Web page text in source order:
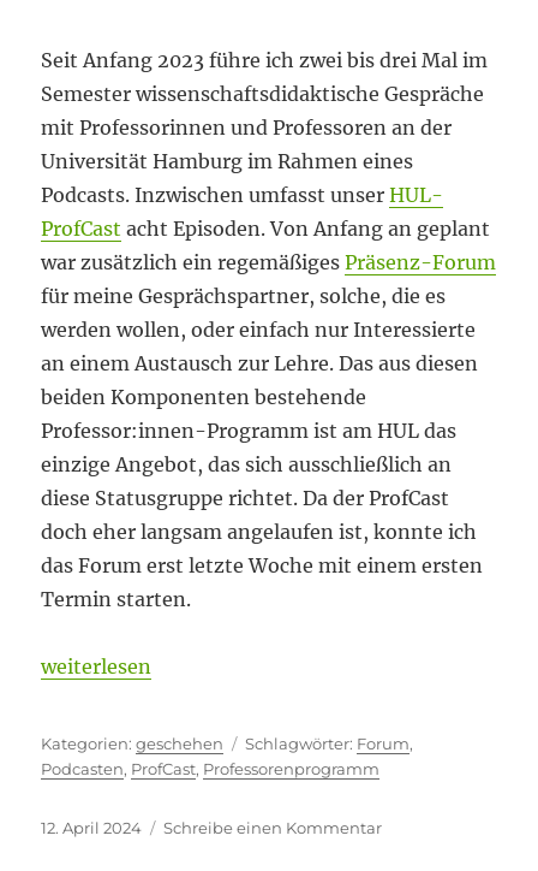
Seit Anfang 2023 führe ich zwei bis drei Mal im
Semester wissenschaftsdidaktische Gespräche
mit Professorinnen und Professoren an der
Universität Hamburg im Rahmen eines
Podcasts. Inzwischen umfasst unserHUL-
ProfCast acht Episoden. Von Anfang an geplant
war zusätzlich ein regemäßigesPräsenz-Forum
für meine Gesprächspartner, solche, die es
werden wollen, oder einfach nur Interessierte
an einem Austausch zur Lehre. Das aus diesen
beiden Komponenten bestehende
Professor:innen-Programm ist am HUL das
einzige Angebot, das sich ausschließlich an
diese Statusgruppe richtet. Da der ProfCast
doch eher langsam angelaufen ist, konnte ich
das Forum erst letzte Woche mit einem ersten
Termin starten.
„Ich bin kein Didaktiker“
weiterlesen
Kategorien
geschehen Schlagwörter
Forum,
Podcasten, ProfCast, Professorenprogramm
Veröffentlicht
12. April 2024 Schreibe einen Kommentarzu